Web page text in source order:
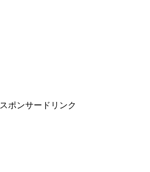
スポンサードリンク